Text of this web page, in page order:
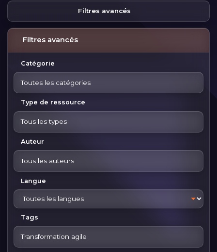
Filtres avancés
Filtres avancés
Catégorie
Toutes les catégories
Type de ressource
Tous les types
Auteur
Tous les auteurs
Langue
Tags
Transformation agile